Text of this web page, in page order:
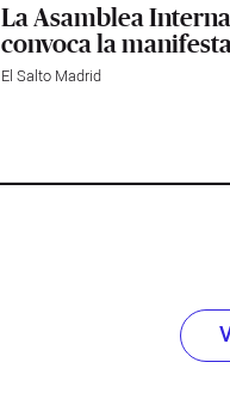
La Asamblea
convoca la
El Salto Madrid